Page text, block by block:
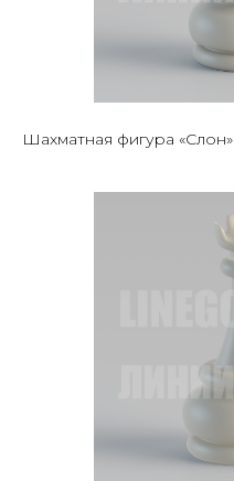
Шахматная фигура «Слон»